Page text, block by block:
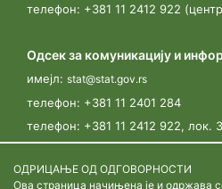
09.03.2023.
пописивача
телефон: +381 11 2412 922
Одсек за комуникацију и
имејл: stat@stat.gov.rs
телефон: +381 11 2401 284
телефон: +381 11 2412 922, лок.
ОДРИЦАЊЕ ОД ОДГОВОРНОСТИ
Ова страница начињена је и одржава